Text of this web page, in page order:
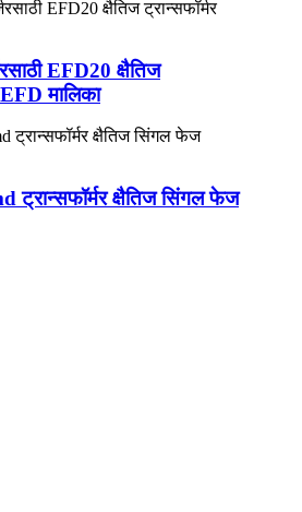
EFD20 क्षैतिज
EFD मालिका
ट्रान्सफॉर्मर क्षैतिज सिंगल फेज